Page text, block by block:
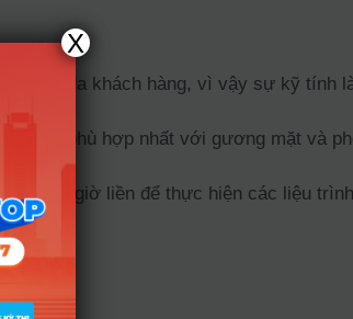
làn da khách hàng, vì vậy sự kỹ tính
pháp phù hợp nhất với gương mặt và
nhiều giờ liền để thực hiện các liệu
X